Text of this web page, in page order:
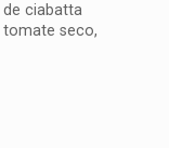
ciabatta
seco,